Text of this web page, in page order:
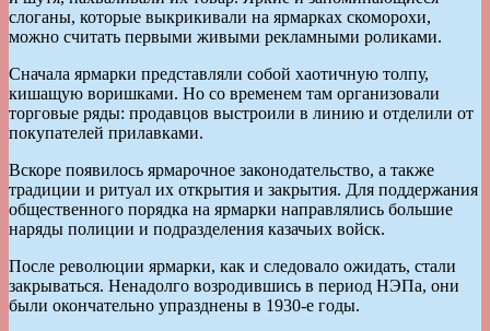
слоганы, которые выкрикивали на ярмарках скоморохи,
можно считать первыми живыми рекламными роликами.
Сначала ярмарки представляли собой хаотичную толпу,
кишащую воришками. Но со временем там организовали
торговые ряды: продавцов выстроили в линию и отделили от
покупателей прилавками.
Вскоре появилось ярмарочное законодательство, а также
традиции и ритуал их открытия и закрытия. Для поддержания
общественного порядка на ярмарки направлялись большие
наряды полиции и подразделения казачьих войск.
После революции ярмарки, как и следовало ожидать, стали
закрываться. Ненадолго возродившись в период НЭПа, они
были окончательно упразднены в 1930-е годы.